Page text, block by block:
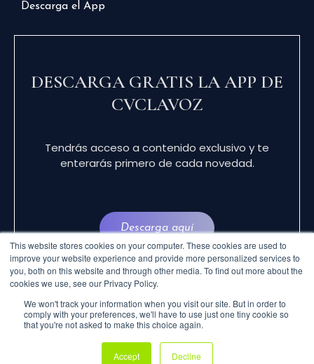
This website stores cookies on your computer. These cookies are used to
improve your website experience and provide more personalized services to
you, both on this website and through other media. To find out more about the
cookies we use, see our Privacy Policy.
We won't track your information when you visit our site. But in order to
comply with your preferences, we'll have to use just one tiny cookie so
that you're not asked to make this choice again.
Accept Decline
Descarga el App
DESCARGA GRATIS LA APP DE
CVCLAVOZ
Tendrás acceso a contenido exclusivo y te
enterarás primero de cada novedad.
Descarga aquí
© 2024 CVCLAVOZ . TODOS LOS DERECHOS